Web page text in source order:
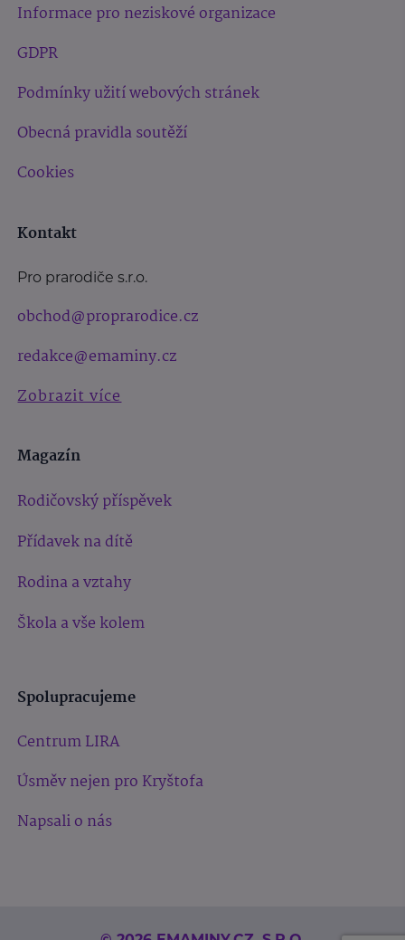
Informace pro neziskové organizace
GDPR
Podmínky užití webových stránek
Obecná pravidla soutěží
Cookies
Kontakt
Pro prarodiče s.r.o.
obchod@proprarodice.cz
redakce@emaminy.cz
Zobrazit více
Magazín
Rodičovský příspěvek
Přídavek na dítě
Rodina a vztahy
Škola a vše kolem
Spolupracujeme
Centrum LIRA
Úsměv nejen pro Kryštofa
Napsali o nás